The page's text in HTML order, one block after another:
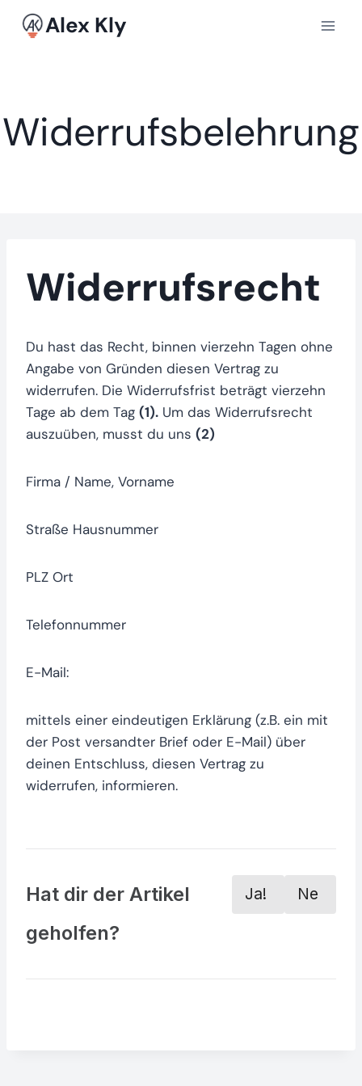
Inhalt Alex Kly
Widerrufsbelehrung
Widerrufsrecht
Du hast das Recht, binnen vierzehn Tagen ohne
Angabe von Gründen diesen Vertrag zu
widerrufen. Die Widerrufsfrist beträgt vierzehn
Tage ab dem Tag (1). Um das Widerrufsrecht
auszuüben, musst du uns (2)
Firma / Name, Vorname
Straße Hausnummer
PLZ Ort
Telefonnummer
E-Mail:
mittels einer eindeutigen Erklärung (z.B. ein mit
der Post versandter Brief oder E-Mail) über
deinen Entschluss, diesen Vertrag zu
widerrufen, informieren.
Hat dir der Artikel
geholfen?
Ja! Ne